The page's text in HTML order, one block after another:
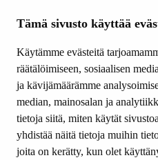
Tämä sivusto käyttää
Käytämme evästeitä
räätälöimiseen, sosiaalisen
ja kävijämäärämme
median, mainosalan ja
tietoja siitä, miten käytät
yhdistää näitä tietoja muihin
joita on kerätty, kun olet
Ajankohtaista
Yhteystiedot
SEURAA MEITÄ
Facebook
Instagram